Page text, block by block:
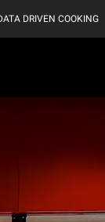
DRIVEN COOKING